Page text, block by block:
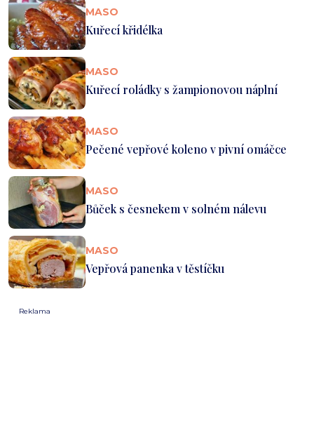
MASO
Kuřecí křidélka
MASO
Kuřecí roládky s žampionovou náplní
MASO
Pečené vepřové koleno v pivní omáčce
MASO
Bůček s česnekem v solném nálevu
MASO
Vepřová panenka v těstíčku
Reklama